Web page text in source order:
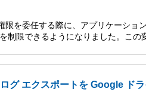
限を委任する際に、アプリケーショ
制限できるようになりました。この
グ エクスポートを Google ド